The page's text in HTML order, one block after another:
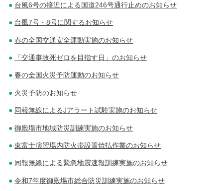
シ
ョ
台風6号の接近による国道246号通行止めのお知らせ
台風7号・8号に関するお知らせ
春の全国交通安全運動実施のお知らせ
「交通事故死ゼロを目指す日」のお知らせ
春の全国火災予防運動のお知らせ
火災予防のお知らせ
同報無線によるJアラート試験実施のお知らせ
御殿場市地域防災訓練実施のお知らせ
東富士演習場内防火帯設置焼払作業のお知らせ
同報無線による緊急地震速報訓練実施のお知らせ
令和7年度御殿場市総合防災訓練実施のお知らせ